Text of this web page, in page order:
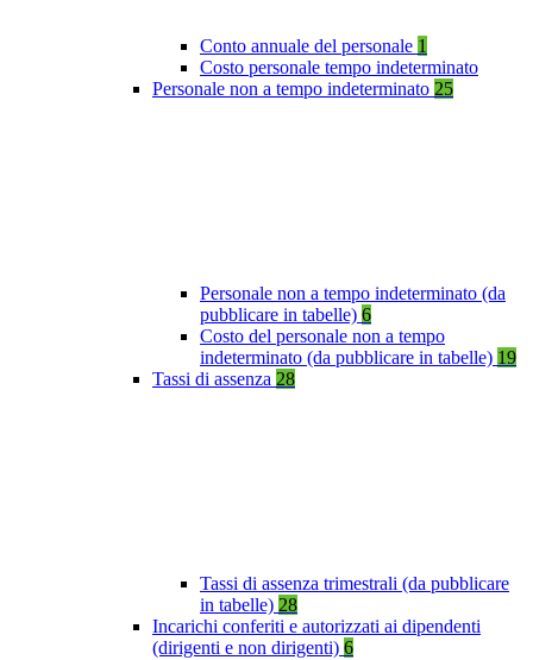
Conto annuale del personale 1
Costo personale tempo indeterminato
Personale non a tempo indeterminato 25
Personale non a tempo indeterminato (da
pubblicare in tabelle) 6
Costo del personale non a tempo
indeterminato (da pubblicare in tabelle) 19
Tassi di assenza 28
Tassi di assenza trimestrali (da pubblicare
in tabelle) 28
Incarichi conferiti e autorizzati ai dipendenti
(dirigenti e non dirigenti) 6